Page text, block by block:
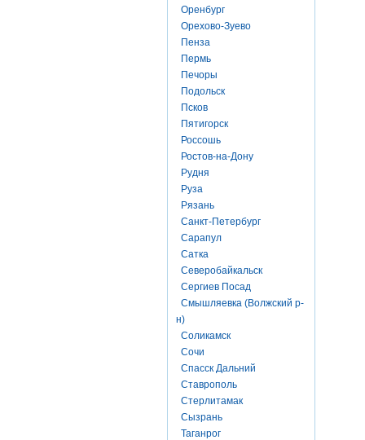
Оренбург
Орехово-Зуево
Пенза
Пермь
Печоры
Подольск
Псков
Пятигорск
Россошь
Ростов-на-Дону
Рудня
Руза
Рязань
Санкт-Петербург
Сарапул
Сатка
Северобайкальск
Сергиев Посад
Смышляевка (Волжский р-
н)
Соликамск
Сочи
Спасск Дальний
Ставрополь
Стерлитамак
Сызрань
Таганрог